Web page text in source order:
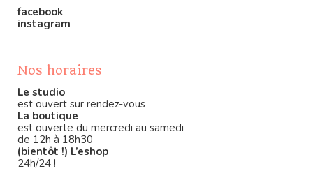
facebook
instagram
Nos horaires
Le studio
est ouvert sur rendez-vous
La boutique
est ouverte du mercredi au samedi
de 12h à 18h30
(bientôt !) L’eshop
24h/24 !